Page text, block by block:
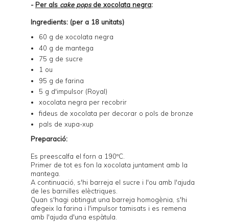
- Per als cake popsde xocolata negra:
Ingredients: (per a 18 unitats)
60 g de xocolata negra
40 g de mantega
75 g de sucre
1 ou
95 g de farina
5 g d'impulsor (Royal)
xocolata negra per recobrir
fideus de xocolata per decorar o pols de bronze
pals de xupa-xup
Preparació:
Es preescalfa el forn a 190ºC.
Primer de tot es fon la xocolata juntament amb la
mantega.
A continuació, s'hi barreja el sucre i l'ou amb l'ajuda
de les barnilles elèctriques.
Quan s'hagi obtingut una barreja homogènia, s'hi
afegeix la farina i l'impulsor tamisats i es remena
amb l'ajuda d'una espàtula.